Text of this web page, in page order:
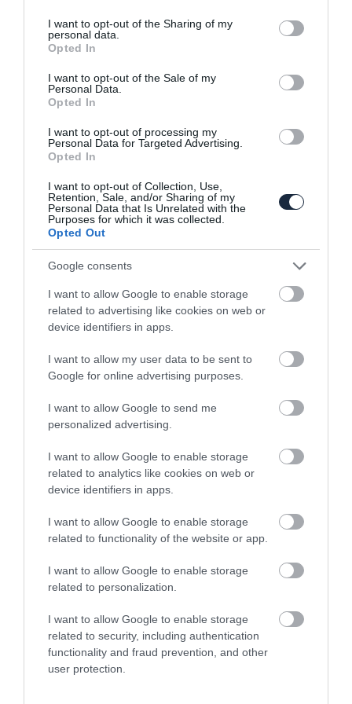
not limited to your visit or usage behaviour. You may click to
grant or deny consent to Google and its third-party tags to
use your data for below specified purposes in below Google
consent section.
I want to opt-out of the Sharing of my
personal data.
Opted In
I want to opt-out of the Sale of my
Personal Data.
Opted In
I want to opt-out of processing my
Personal Data for Targeted Advertising.
Opted In
I want to opt-out of Collection, Use,
Retention, Sale, and/or Sharing of my
Personal Data that Is Unrelated with the
Purposes for which it was collected.
Opted Out
Google consents
I want to allow Google to enable storage
related to advertising like cookies on web or
device identifiers in apps.
I want to allow my user data to be sent to
Google for online advertising purposes.
I want to allow Google to send me
personalized advertising.
I want to allow Google to enable storage
related to analytics like cookies on web or
device identifiers in apps.
I want to allow Google to enable storage
related to functionality of the website or app.
I want to allow Google to enable storage
related to personalization.
I want to allow Google to enable storage
related to security, including authentication
functionality and fraud prevention, and other
user protection.
Sportline felszereltséggel is
bemutatkozott a Skoda Enyaq
Tovább erősödött a Skoda elektromos
belterét
tanulmányát